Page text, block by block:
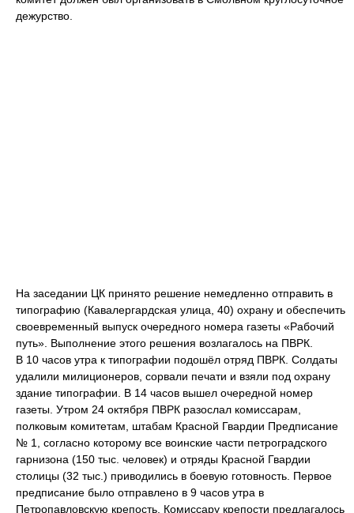
дежурство.
На заседании ЦК принято решение немедленно отправить в
типографию (Кавалергардская улица, 40) охрану и обеспечить
своевременный выпуск очередного номера газеты «Рабочий
путь». Выполнение этого решения возлагалось на ПВРК.
В 10 часов утра к типографии подошёл отряд ПВРК. Солдаты
удалили милиционеров, сорвали печати и взяли под охрану
здание типографии. В 14 часов вышел очередной номер
газеты. Утром 24 октября ПВРК разослал комиссарам,
полковым комитетам, штабам Красной Гвардии Предписание
№ 1, согласно которому все воинские части петроградского
гарнизона (150 тыс. человек) и отряды Красной Гвардии
столицы (32 тыс.) приводились в боевую готовность. Первое
предписание было отправлено в 9 часов утра в
Петропавловскую крепость. Комиссару крепости предлагалось